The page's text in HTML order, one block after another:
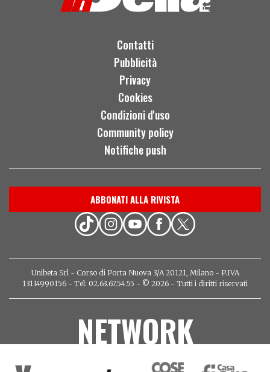
Contatti
Pubblicità
Privacy
Cookies
Condizioni d'uso
Community policy
Notifiche push
ABBONATI ALLA RIVISTA
Unibeta Srl - Corso di Porta Nuova 3/A 20121, Milano - P.IVA
13114990156 - Tel: 02.63.67.54.55 - © 2026 - Tutti i diritti riservati
NETWORK